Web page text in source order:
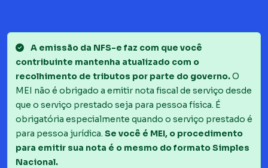
A emissão da NFS-e faz com que você
contribuinte mantenha atualizado com o
recolhimento de tributos por parte do governo.O
MEI não é obrigado a emitir nota fiscal de serviço desde
que o serviço prestado seja para pessoa física. É
obrigatória especialmente quando o serviço prestado é
para pessoa jurídica. Se você é MEI, o procedimento
para emitir sua nota é o mesmo do formato Simples
Nacional.